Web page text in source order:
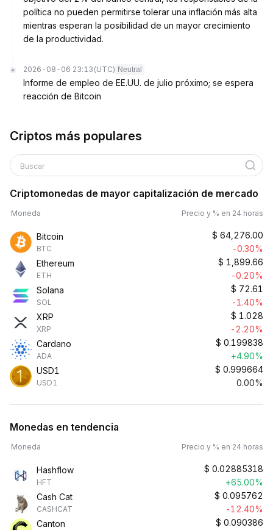
política no pueden permitirse tolerar una inflación más alta
mientras esperan la posibilidad de un mayor crecimiento
de la productividad.
2026-08-06 23:13 (UTC) Neutral
Informe de empleo de EE.UU. de julio próximo; se espera
reacción de Bitcoin
Criptos más populares
Buscar
Criptomonedas de mayor capitalización de mercado
Moneda Precio y % en 24 horas
Bitcoin
BTC
$ 64,276.00
-0.30%
Ethereum
ETH
$ 1,899.66
-0.20%
Solana
SOL
$ 72.61
-1.40%
XRP
XRP
$ 1.028
-2.20%
Cardano
ADA
$ 0.199838
+4.90%
USD1
USD1
$ 0.999664
0.00%
Monedas en tendencia
Moneda Precio y % en 24 horas
Hashflow
HFT
$ 0.02885318
+65.00%
Cash Cat
CASHCAT
$ 0.095762
-12.40%
Canton
$ 0.090386